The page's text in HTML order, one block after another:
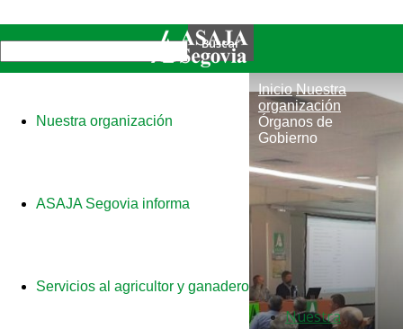
Nuestra organización
ASAJA Segovia informa
Servicios al agricultor y ganadero
Inicio Nuestra
organización
Órganos de
Gobierno
Nuestra